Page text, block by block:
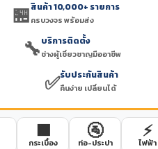
🏪สินค้า 10,000+ รายการ
ครบวงจร พร้อมส่ง
🔧บริการติดตั้ง
ช่างผู้เชี่ยวชาญมืออาชีพ
✅รับประกันสินค้า
คืนง่าย เปลี่ยนได้
🟫
กระเบื้อง
🚰
ท่อ-ประปา
⚡
ไฟฟ้า